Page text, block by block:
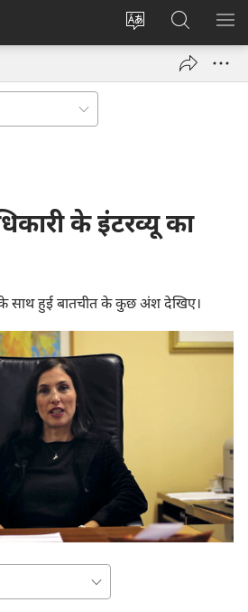
वेबसाइट
लॉग-
इन
JW.ORG
पर
खोजें
मैन्यू
के इंटरव्यू का
साथ हुई बातचीत के कुछ अंश देखिए।